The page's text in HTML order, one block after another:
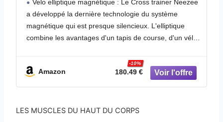
Bouteille, Appareil Elliptique Ultra-
Silencieux pour La Maison Capacité Max
120KG
Velo elliptique magnétique : Le Cross trainer Neezee
a développé la dernière technologie du système
magnétique qui est presque silencieux. L'elliptique
combine les avantages d'un tapis de course, d'un vélo
Amazon
180.49 €
-10%
LES MUSCLES DU HAUT DU CORPS